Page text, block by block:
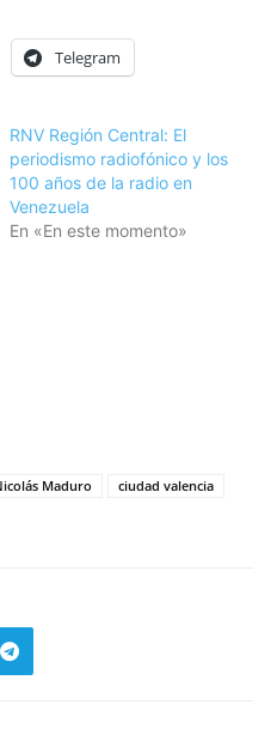
Telegram
RNV Región Central: El
periodismo radiofónico y los
100 años de la radio en
Venezuela
En «En este momento»
Maduro
ciudad valencia